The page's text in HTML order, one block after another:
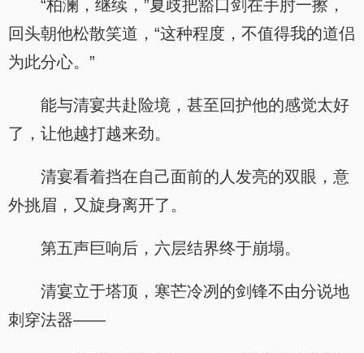
“柏澜，继续，”夏歧把豁口剑在手肘一擦，
回头朝他松散笑道，“这种程度，不值得我的道侣
为此分心。”
能与清宴共赴险境，甚至回护他的感觉太好
了，让他越打越来劲。
清宴看着挡在自己面前的人发亮的双眼，意
外挑眉，又旋身离开了。
第五声巨响后，六层结界终于崩塌。
清宴立于塔顶，寒芒冷冽的剑锋不由分说地
刺穿法器——